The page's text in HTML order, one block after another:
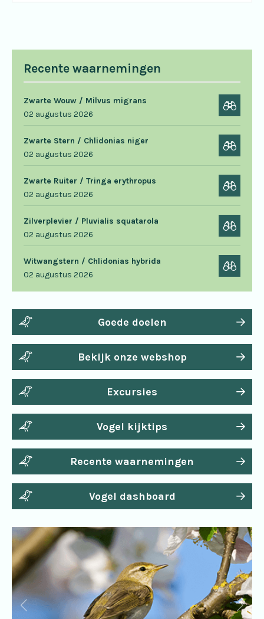
Recente waarnemingen
Zwarte Wouw / Milvus migrans
02 augustus 2026
Zwarte Stern / Chlidonias niger
02 augustus 2026
Zwarte Ruiter / Tringa erythropus
02 augustus 2026
Zilverplevier / Pluvialis squatarola
02 augustus 2026
Witwangstern / Chlidonias hybrida
02 augustus 2026
Goede doelen
Bekijk onze webshop
Excursies
Vogel kijktips
Recente waarnemingen
Vogel dashboard